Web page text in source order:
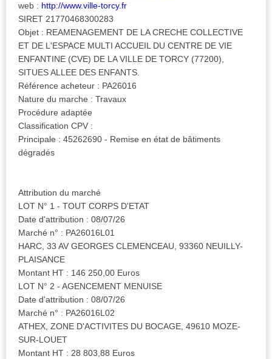
web : http://www.ville-torcy.fr
SIRET 21770468300283
Objet : REAMENAGEMENT DE LA CRECHE COLLECTIVE
ET DE L'ESPACE MULTI ACCUEIL DU CENTRE DE VIE
ENFANTINE (CVE) DE LA VILLE DE TORCY (77200),
SITUES ALLEE DES ENFANTS.
Référence acheteur : PA26016
Nature du marche : Travaux
Procédure adaptée
Classification CPV :
Principale : 45262690 - Remise en état de bâtiments
dégradés
Attribution du marché
LOT N° 1 - TOUT CORPS D'ETAT
Date d'attribution : 08/07/26
Marché n° : PA26016L01
HARC, 33 AV GEORGES CLEMENCEAU, 93360 NEUILLY-
PLAISANCE
Montant HT : 146 250,00 Euros
LOT N° 2 - AGENCEMENT MENUISE
Date d'attribution : 08/07/26
Marché n° : PA26016L02
ATHEX, ZONE D'ACTIVITES DU BOCAGE, 49610 MOZE-
SUR-LOUET
Montant HT : 28 803,88 Euros